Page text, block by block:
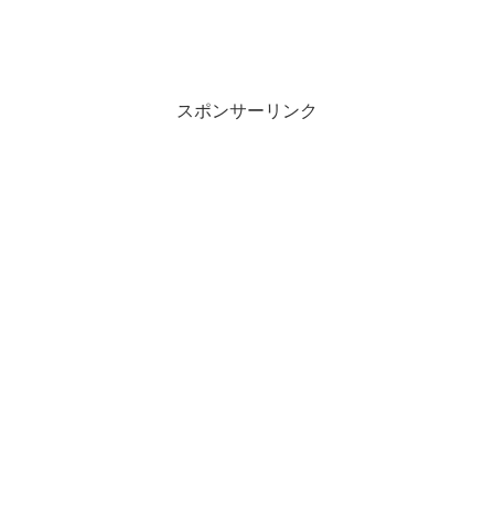
スポンサーリンク